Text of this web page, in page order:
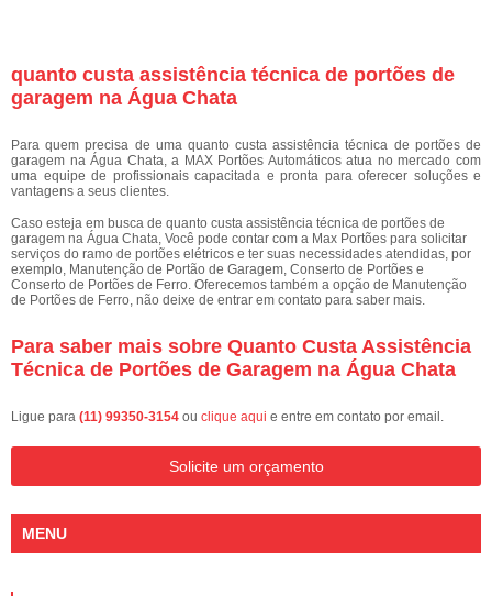
quanto custa assistência técnica de portões de
garagem na Água Chata
Para quem precisa de uma quanto custa assistência técnica de portões de
garagem na Água Chata, a MAX Portões Automáticos atua no mercado com
uma equipe de profissionais capacitada e pronta para oferecer soluções e
vantagens a seus clientes.
Caso esteja em busca de quanto custa assistência técnica de portões de
garagem na Água Chata, Você pode contar com a Max Portões para solicitar
serviços do ramo de portões elétricos e ter suas necessidades atendidas, por
exemplo, Manutenção de Portão de Garagem, Conserto de Portões e
Conserto de Portões de Ferro. Oferecemos também a opção de Manutenção
de Portões de Ferro, não deixe de entrar em contato para saber mais.
Para saber mais sobre Quanto Custa Assistência
Técnica de Portões de Garagem na Água Chata
Ligue para (11) 99350-3154 ou clique aqui e entre em contato por email.
Solicite um orçamento
MENU